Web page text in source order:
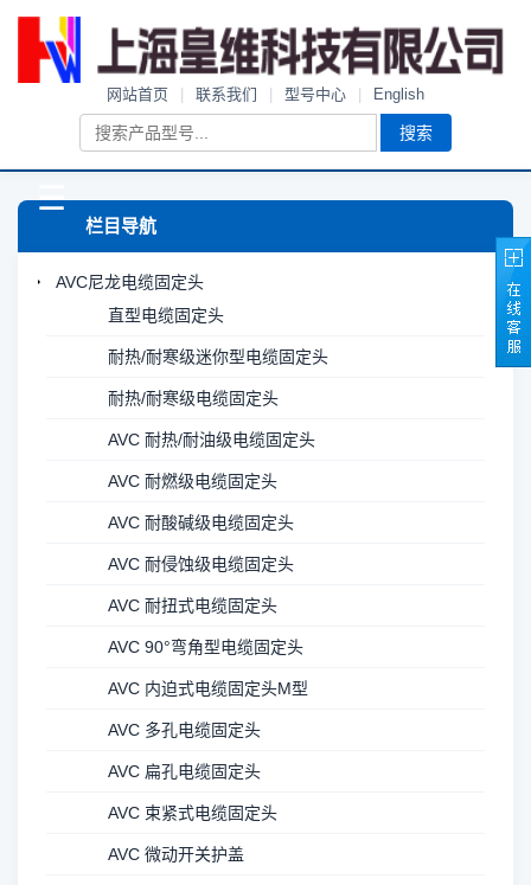
网站首页 联系我们 型号中心 English
搜索
☰
栏目导航
AVC尼龙电缆固定头
直型电缆固定头
耐热/耐寒级迷你型电缆固定头
耐热/耐寒级电缆固定头
AVC 耐热/耐油级电缆固定头
AVC 耐燃级电缆固定头
AVC 耐酸碱级电缆固定头
AVC 耐侵蚀级电缆固定头
AVC 耐扭式电缆固定头
AVC 90°弯角型电缆固定头
AVC 内迫式电缆固定头M型
AVC 多孔电缆固定头
AVC 扁孔电缆固定头
AVC 束紧式电缆固定头
AVC 微动开关护盖